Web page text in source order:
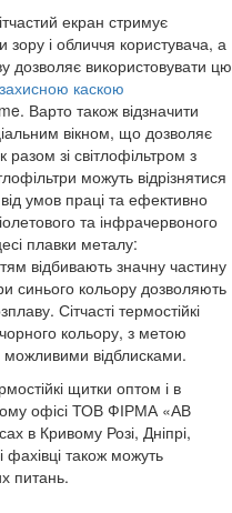
екран стримує
зору і обличчя користувача, а
дозволяє використовувати цю
каскою
Варто також відзначити
вікном, що дозволяє
зі світлофільтром з
можуть відрізнятися
умов праці та ефективно
та інфрачервоного
плавки металу:
відбивають значну частину
синього кольору дозволяють
Сітчасті термостійкі
кольору, з метою
можливими відблисками.
щитки оптом і в
офісі ТОВ ФІРМА «АВ
в Кривому Розі, Дніпрі,
фахівці також можуть
питань.